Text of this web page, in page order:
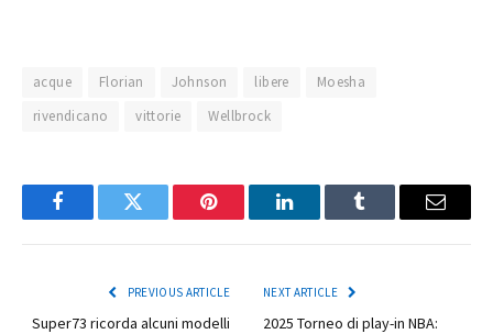
acque Florian Johnson libere
Moesha
rivendicano
vittorie Wellbrock
FacebookTwitter Pinterest LinkedInTumblr Email
PREVIOUS ARTICLE
Super73 ricorda alcuni modelli
NEXT ARTICLE
2025 Torneo di play-in NBA: